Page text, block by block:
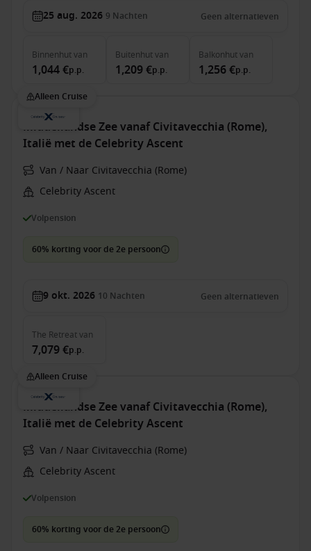
25 aug. 2026 9 Nachten Geen alternatieven
Binnenhutvan
1,044 €p.p.
Buitenhutvan
1,209 €p.p.
Balkonhutvan
1,256 €p.p.
Alleen Cruise
Middellandse Zee vanaf Civitavecchia (Rome),
Italië met de Celebrity Ascent
Van / Naar Civitavecchia (Rome)
Celebrity Ascent
Volpension
60% korting voor de 2e persoon
9 okt. 2026 10 Nachten Geen alternatieven
The Retreatvan
7,079 €p.p.
Alleen Cruise
Middellandse Zee vanaf Civitavecchia (Rome),
Italië met de Celebrity Ascent
Van / Naar Civitavecchia (Rome)
Celebrity Ascent
Volpension
60% korting voor de 2e persoon